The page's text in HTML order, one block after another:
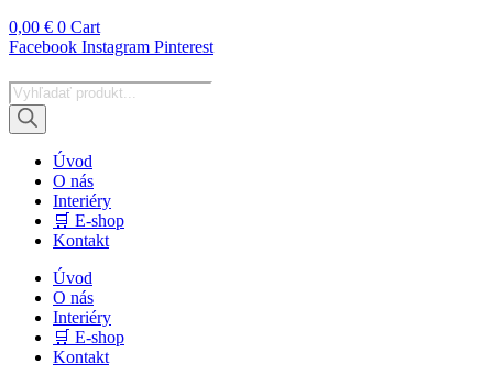
0,00 € 0 Cart
Facebook Instagram Pinterest
Products
search
Úvod
O nás
Interiéry
🛒 E-shop
Kontakt
Úvod
O nás
Interiéry
🛒 E-shop
Kontakt